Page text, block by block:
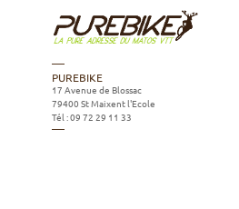
PUREBIKE
17 Avenue de Blossac
79400 St Maixent l'Ecole
Tél :09 72 29 11 33